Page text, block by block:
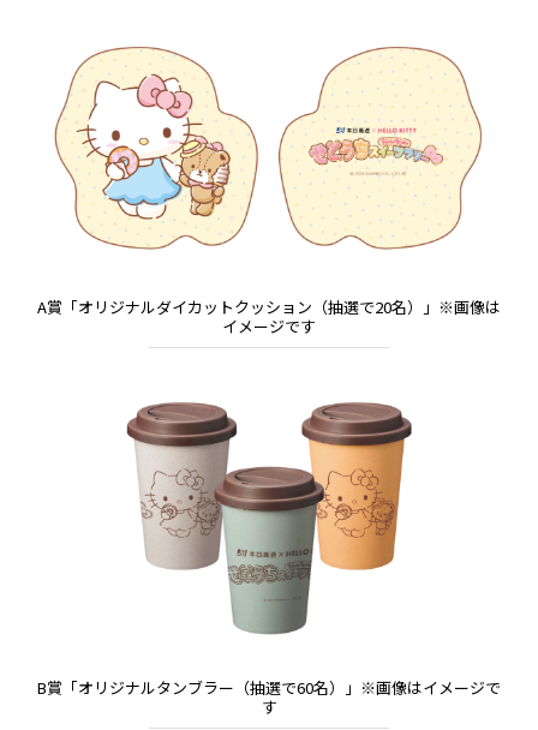
A賞「オリジナルダイカットクッション（抽選で20名）」※画像は
イメージです
B賞「オリジナルタンブラー（抽選で60名）」※画像はイメージで
す